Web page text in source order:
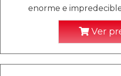
enorme e
Ver